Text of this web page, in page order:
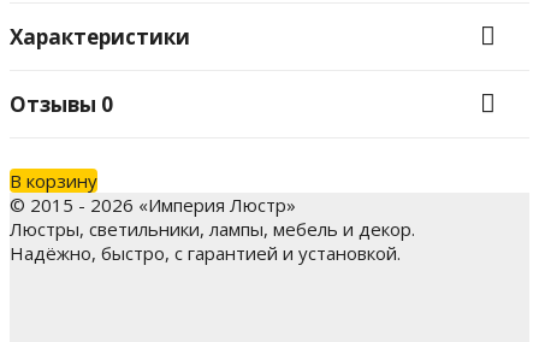
Характеристики
Отзывы 0
В корзину
© 2015 - 2026 «Империя Люстр»
Люстры, светильники, лампы, мебель и декор.
Надёжно, быстро, с гарантией и установкой.